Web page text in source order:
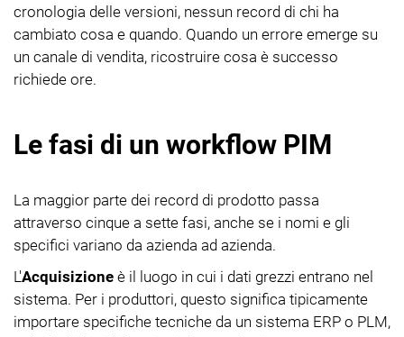
cronologia delle versioni, nessun record di chi ha
cambiato cosa e quando. Quando un errore emerge su
un canale di vendita, ricostruire cosa è successo
richiede ore.
Le fasi di un workflow PIM
La maggior parte dei record di prodotto passa
attraverso cinque a sette fasi, anche se i nomi e gli
specifici variano da azienda ad azienda.
L'Acquisizione è il luogo in cui i dati grezzi entrano nel
sistema. Per i produttori, questo significa tipicamente
importare specifiche tecniche da un sistema ERP o PLM,